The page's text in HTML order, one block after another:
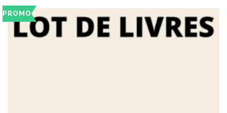
PROMO